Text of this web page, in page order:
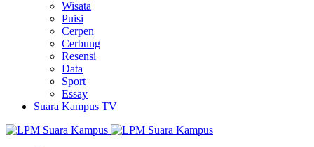
Wisata
Puisi
Cerpen
Cerbung
Resensi
Data
Sport
Essay
Suara Kampus TV